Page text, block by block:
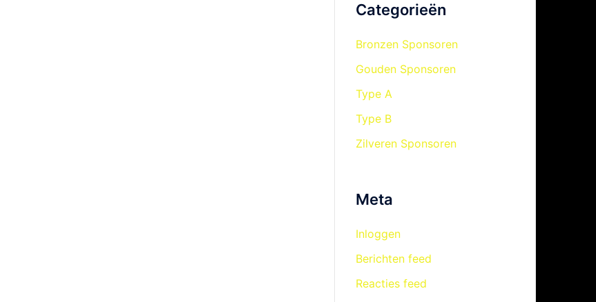
Categorieën
Bronzen Sponsoren
Gouden Sponsoren
Type A
Type B
Zilveren Sponsoren
Meta
Inloggen
Berichten feed
Reacties feed